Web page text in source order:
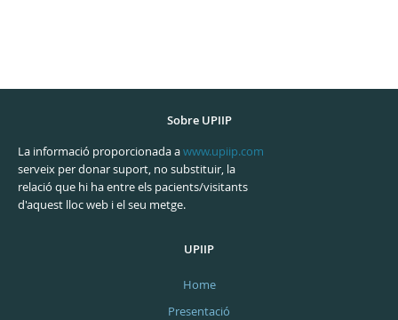
Sobre UPIIP
La informació proporcionada awww.upiip.com
serveix per donar suport, no substituir, la
relació que hi ha entre els pacients/visitants
d'aquest lloc web i el seu metge.
UPIIP
Home
Presentació